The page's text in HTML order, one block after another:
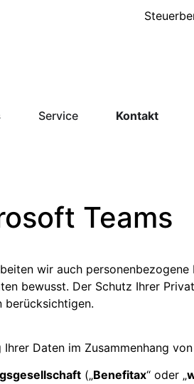
Service Kontakt
Teams
wir auch personenbezogene
bewusst. Der Schutz Ihrer
berücksichtigen.
Daten im Zusammenhang
(„Benefitax“ oder „